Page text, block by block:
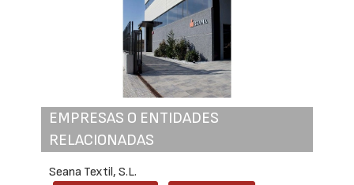
EMPRESAS O ENTIDADES
RELACIONADAS
Seana Textil, S.L.